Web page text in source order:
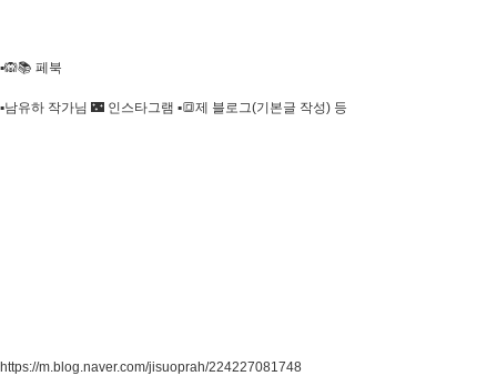
▪️🙉📚 페북
▪️남유하 작가님 🌃 인스타그램 ▪️🔳제 블로그(기본글 작성) 등
https://m.blog.naver.com/jisuoprah/224227081748